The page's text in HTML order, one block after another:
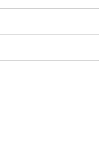
実現に向けた研修
hokabunya/shaka